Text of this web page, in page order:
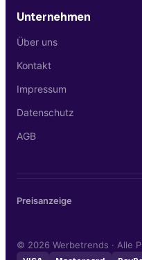
Unternehmen
Über uns
Kontakt
Impressum
Datenschutz
AGB
Preisanzeige
© 2026 Werbetrends · Alle